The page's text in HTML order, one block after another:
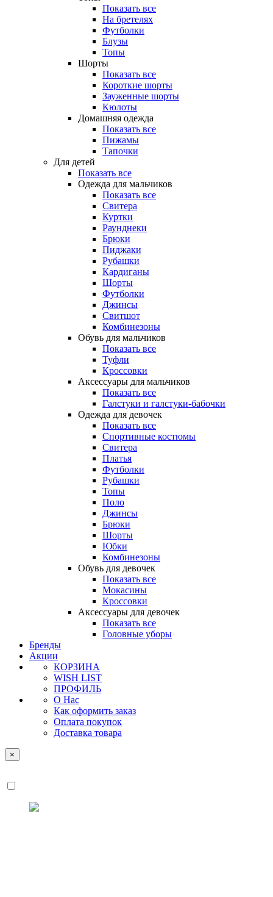
Показать все
На бретелях
Футболки
Блузы
Топы
Шорты
Показать все
Короткие шорты
Зауженные шорты
Кюлоты
Домашняя одежда
Показать все
Пижамы
Тапочки
Для детей
Показать все
Одежда для мальчиков
Показать все
Свитера
Куртки
Раунднеки
Брюки
Пиджаки
Рубашки
Кардиганы
Шорты
Футболки
Джинсы
Свитшот
Комбинезоны
Обувь для мальчиков
Показать все
Туфли
Кроссовки
Аксессуары для мальчиков
Показать все
Галстуки и галстуки-бабочки
Одежда для девочек
Показать все
Спортивные костюмы
Свитера
Платья
Футболки
Рубашки
Топы
Поло
Джинсы
Брюки
Шорты
Юбки
Комбинезоны
Обувь для девочек
Показать все
Мокасины
Кроссовки
Аксессуары для девочек
Показать все
Головные уборы
Бренды
Акции
КОРЗИНА
WISH LIST
ПРОФИЛЬ
О Нас
Как оформить заказ
Оплата покупок
Доставка товара
×